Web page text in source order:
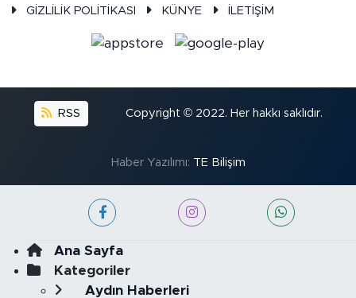
GİZLİLİK POLİTİKASI KÜNYE İLETİŞİM
RSS Copyright © 2022. Her hakkı saklıdır.
Haber Yazılımı: TE Bilişim
Ana Sayfa
Kategoriler
Aydın Haberleri